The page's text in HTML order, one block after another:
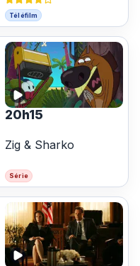
Téléfilm
20h15
Zig & Sharko
Série